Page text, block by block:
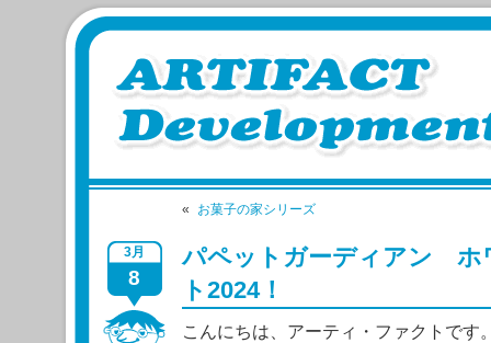
« お菓子の家シリーズ
3月
8
パペットガーディアン ホ
ト2024！
こんにちは、アーティ・ファクトです